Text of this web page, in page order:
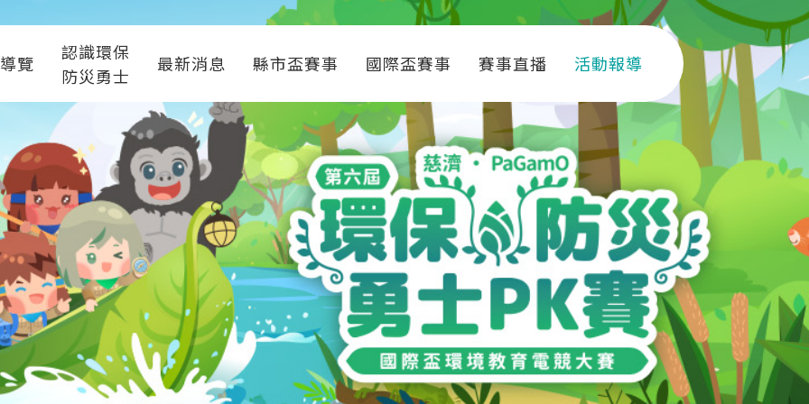
覽
認識環保
防災勇士
最新消息 縣市盃賽事 國際盃賽事 賽事直播 活動報導